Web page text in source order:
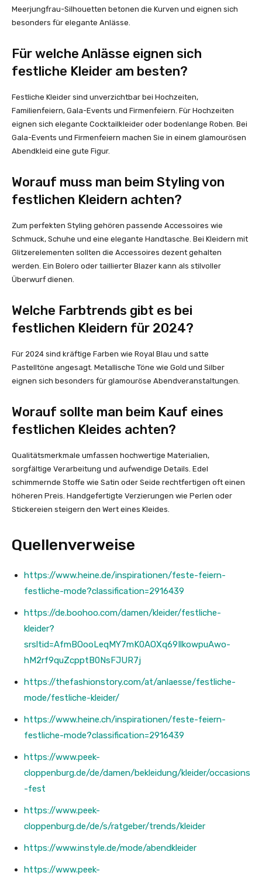
Meerjungfrau-Silhouetten betonen die Kurven und eignen sich
besonders für elegante Anlässe.
Für welche Anlässe eignen sich
festliche Kleider am besten?
Festliche Kleider sind unverzichtbar bei Hochzeiten,
Familienfeiern, Gala-Events und Firmenfeiern. Für Hochzeiten
eignen sich elegante Cocktailkleider oder bodenlange Roben. Bei
Gala-Events und Firmenfeiern machen Sie in einem glamourösen
Abendkleid eine gute Figur.
Worauf muss man beim Styling von
festlichen Kleidern achten?
Zum perfekten Styling gehören passende Accessoires wie
Schmuck, Schuhe und eine elegante Handtasche. Bei Kleidern mit
Glitzerelementen sollten die Accessoires dezent gehalten
werden. Ein Bolero oder taillierter Blazer kann als stilvoller
Überwurf dienen.
Welche Farbtrends gibt es bei
festlichen Kleidern für 2024?
Für 2024 sind kräftige Farben wie Royal Blau und satte
Pastelltöne angesagt. Metallische Töne wie Gold und Silber
eignen sich besonders für glamouröse Abendveranstaltungen.
Worauf sollte man beim Kauf eines
festlichen Kleides achten?
Qualitätsmerkmale umfassen hochwertige Materialien,
sorgfältige Verarbeitung und aufwendige Details. Edel
schimmernde Stoffe wie Satin oder Seide rechtfertigen oft einen
höheren Preis. Handgefertigte Verzierungen wie Perlen oder
Stickereien steigern den Wert eines Kleides.
Quellenverweise
https://www.heine.de/inspirationen/feste-feiern-
festliche-mode?classification=2916439
https://de.boohoo.com/damen/kleider/festliche-
kleider?
srsltid=AfmBOooLeqMY7mK0AOXq69IlkowpuAwo-
hM2rf9quZcpptB0NsFJUR7j
https://thefashionstory.com/at/anlaesse/festliche-
mode/festliche-kleider/
https://www.heine.ch/inspirationen/feste-feiern-
festliche-mode?classification=2916439
https://www.peek-
cloppenburg.de/de/damen/bekleidung/kleider/occasions
-fest
https://www.peek-
cloppenburg.de/de/s/ratgeber/trends/kleider
https://www.instyle.de/mode/abendkleider
https://www.peek-